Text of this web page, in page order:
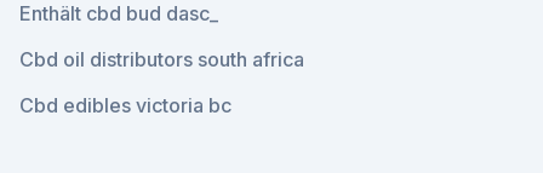
Enthält cbd bud dasc_
Cbd oil distributors south africa
Cbd edibles victoria bc